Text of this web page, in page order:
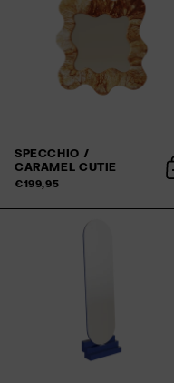
SPECCHIO /
CARAMEL CUTIE
€199,95